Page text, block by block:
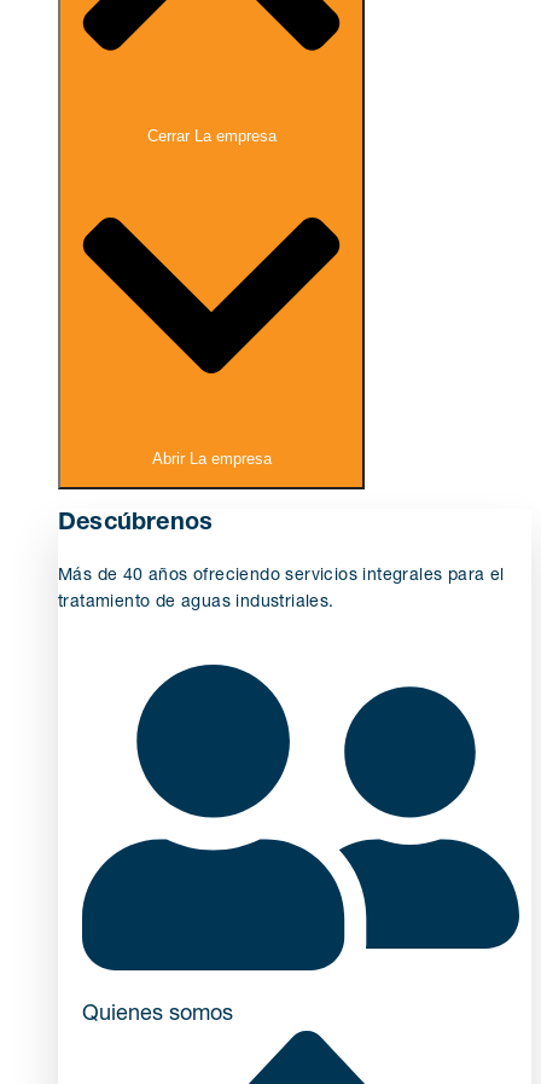
Cerrar La empresa
Abrir La empresa
Descúbrenos
Más de 40 años ofreciendo servicios integrales para el
tratamiento de aguas industriales.
Quienes somos